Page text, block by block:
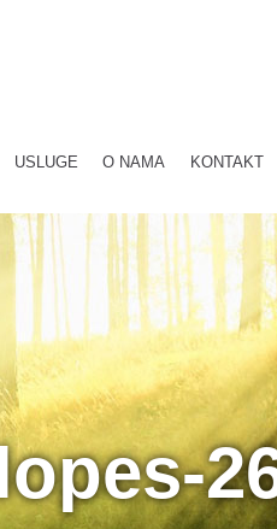
USLUGE O NAMA KONTAKT